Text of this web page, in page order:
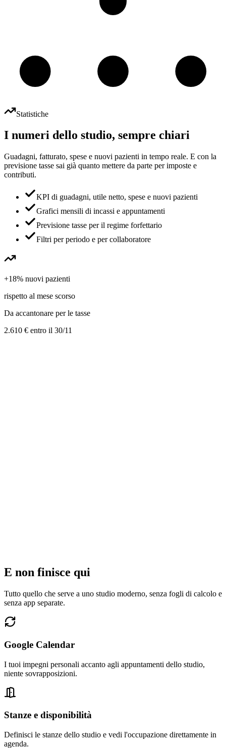
Statistiche
I numeri dello studio, sempre chiari
Guadagni, fatturato, spese e nuovi pazienti in tempo reale. E con la
previsione tasse sai già quanto mettere da parte per imposte e
contributi.
KPI di guadagni, utile netto, spese e nuovi pazienti
Grafici mensili di incassi e appuntamenti
Previsione tasse per il regime forfettario
Filtri per periodo e per collaboratore
+18% nuovi pazienti
rispetto al mese scorso
Da accantonare per le tasse
2.610 € entro il 30/11
E non finisce qui
Tutto quello che serve a uno studio moderno, senza fogli di calcolo e
senza app separate.
Google Calendar
I tuoi impegni personali accanto agli appuntamenti dello studio,
niente sovrapposizioni.
Stanze e disponibilità
Definisci le stanze dello studio e vedi l'occupazione direttamente in
agenda.